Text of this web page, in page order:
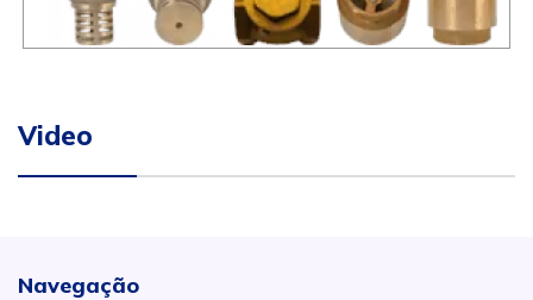
Video
Navegação